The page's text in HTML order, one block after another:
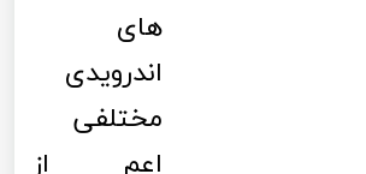
های
اندرویدی
مختلفی
اعم از